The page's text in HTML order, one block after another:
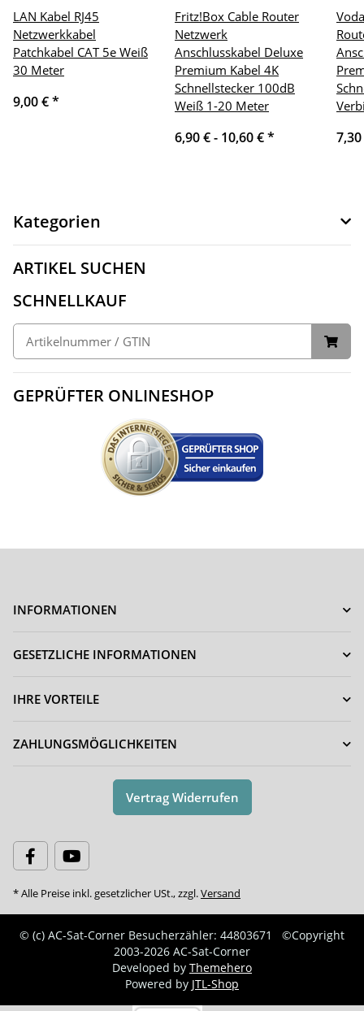
LAN Kabel RJ45
Netzwerkkabel
Patchkabel CAT 5e Weiß
30 Meter
9,00 €*
Fritz!Box Cable Router
Netzwerk
Anschlusskabel Deluxe
Premium Kabel 4K
Schnellstecker 100dB
Weiß 1-20 Meter
6,90 € - 10,60 €*
Kategorien
ARTIKEL SUCHEN
SCHNELLKAUF
GEPRÜFTER ONLINESHOP
INFORMATIONEN
GESETZLICHE INFORMATIONEN
IHRE VORTEILE
ZAHLUNGSMÖGLICHKEITEN
Vertrag Widerrufen
* Alle Preise inkl. gesetzlicher USt., zzgl.Versand
© (c) AC-Sat-Corner Besucherzähler: 44803671
©Copyright
2003-2026 AC-Sat-Corner
Developed by Themehero
Powered by JTL-Shop